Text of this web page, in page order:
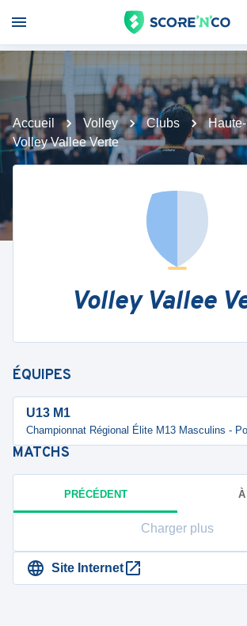
Accueil Volley Clubs
Volley Vallee Verte
Volley Vallee
ÉQUIPES
U13 M1
Championnat Régional Élite M13 Masculins -
MATCHS
PRÉCÉDENT
Charger plus
Site Internet